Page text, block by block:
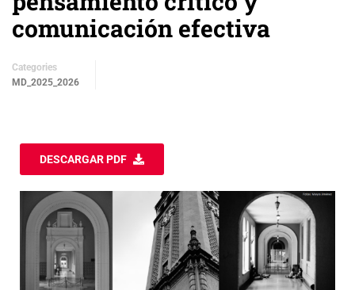
comunicación efectiva
Categories
MD_2025_2026
DESCARGAR PDF